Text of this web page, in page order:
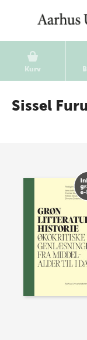
Kurv
Sissel